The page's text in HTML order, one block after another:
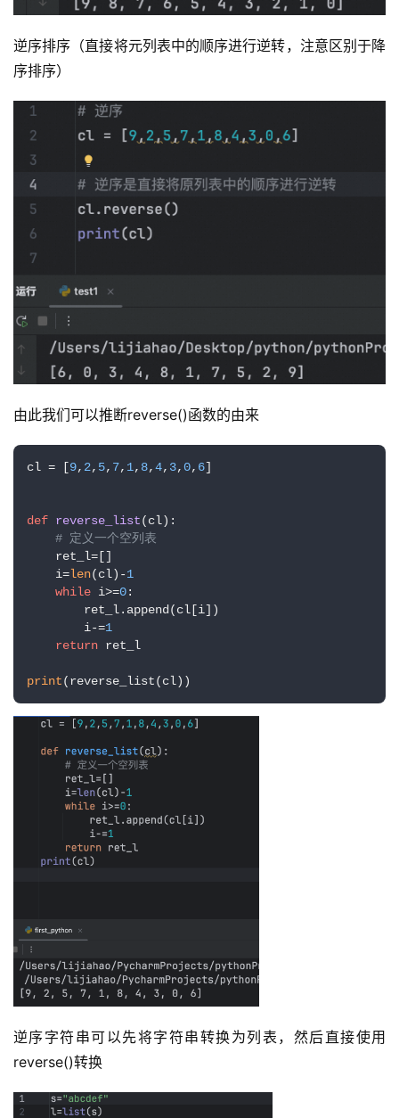
逆序排序（直接将元列表中的顺序进行逆转，注意区别于降
序排序）
由此我们可以推断reverse()函数的由来
cl = [9, 2, 5, 7, 1, 8,4, 3,0, 6]
def reverse_list(cl):
# 定义一个空列表
    ret_l=[]
    i=
len(cl)-1
while i>=0:
        ret_l.append(cl[i])
        i-=
1
return ret_l
print(reverse_list(cl))
逆序字符串可以先将字符串转换为列表，然后直接使用
reverse()转换